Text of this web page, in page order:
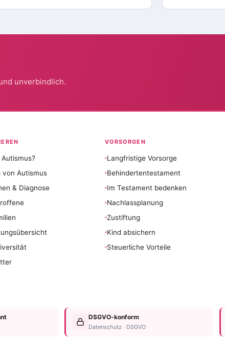
unverbindlich.
von Autismus
& Diagnose
VORSORGEN
Langfristige Vorsorge
Behindertentestament
Im Testament bedenken
Nachlassplanung
Zustiftung
Kind absichern
Steuerliche Vorteile
DSGVO-konform
Datenschutz · DSGVO